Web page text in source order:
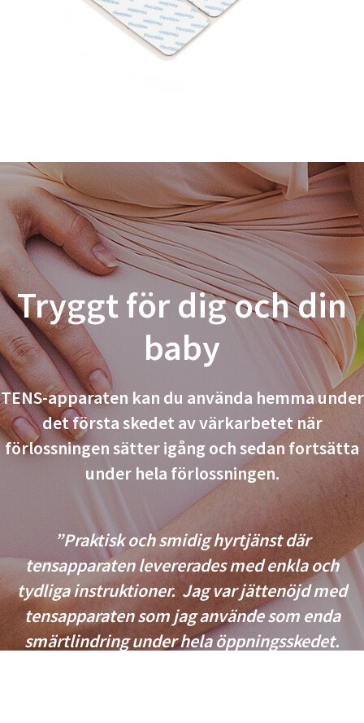
Tryggt för dig och din
baby
TENS-apparaten kan du använda hemma under
det första skedet av värkarbetet när
förlossningen sätter igång och sedan fortsätta
under hela förlossningen.
”Praktisk och smidig hyrtjänst där
tensapparaten levererades med enkla och
tydliga instruktioner. Jag var jättenöjd med
tensapparaten som jag använde som enda
smärtlindring under hela öppningsskedet.